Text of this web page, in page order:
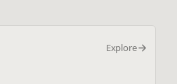
Explore